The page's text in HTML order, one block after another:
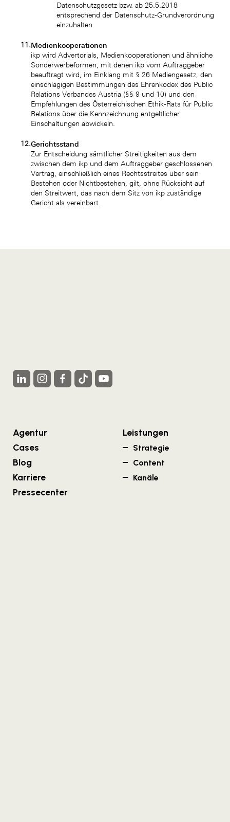
Datenschutzgesetz bzw. ab 25.5.2018
entsprechend der Datenschutz-Grundverordnung
einzuhalten.
Medienkooperationen
ikp wird Advertorials, Medienkooperationen und ähnliche
Sonderwerbeformen, mit denen ikp vom Auftraggeber
beauftragt wird, im Einklang mit § 26 Mediengesetz, den
einschlägigen Bestimmungen des Ehrenkodex des Public
Relations Verbandes Austria (§§ 9 und 10) und den
Empfehlungen des Österreichischen Ethik-Rats für Public
Relations über die Kennzeichnung entgeltlicher
Einschaltungen abwickeln.
Gerichtsstand
Zur Entscheidung sämtlicher Streitigkeiten aus dem
zwischen dem ikp und dem Auftraggeber geschlossenen
Vertrag, einschließlich eines Rechtsstreites über sein
Bestehen oder Nichtbestehen, gilt, ohne Rücksicht auf
den Streitwert, das nach dem Sitz von ikp zuständige
Gericht als vereinbart.
Agentur
Cases
Blog
Karriere
Pressecenter
Leistungen
Strategie
Content
Kanäle